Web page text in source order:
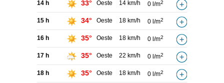
14 h 33° Oeste 14 km/h 0 l/m2
15 h 34° Oeste 18 km/h 0 l/m2
16 h 35° Oeste 18 km/h 0 l/m2
17 h 35° Oeste 22 km/h 0 l/m2
18 h 35° Oeste 18 km/h 0 l/m2